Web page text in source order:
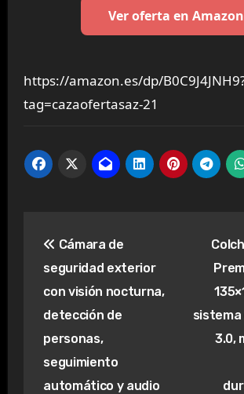
Ver oferta en Amazon
https://amazon.es/dp/
tag=cazaofertasaz-21
de
entradas
Cámara de
seguridad exterior
con visión nocturna,
detección de
personas,
seguimiento
automático y audio
sistema
3.0,